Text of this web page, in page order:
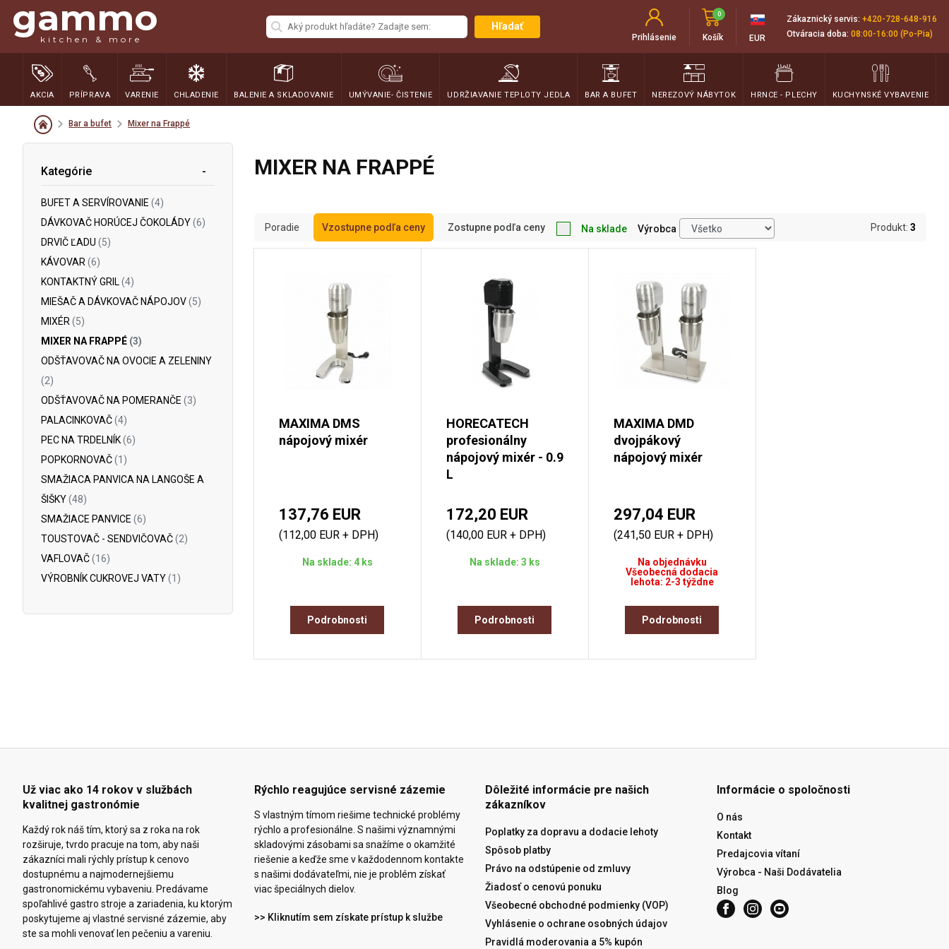
gammo
kitchen & more
Hľadať
Prihlásenie Košík
0
EUR
Zákaznický servis: +420-728-648-916
Otváracia doba: 08:00-16:00 (Po-Pia)
AKCIA PRÍPRAVA VARENIE CHLADENIE BALENIE A SKLADOVANIE UMÝVANIE- ČISTENIE UDRŽIAVANIE TEPLOTY JEDLA BAR A BUFET NEREZOVÝ NÁBYTOK HRNCE - PLECHY KUCHYNSKÉ VYBAVENIE
Bar a bufet Mixer na Frappé
Kategórie
BUFET A SERVÍROVANIE (4)
DÁVKOVAČ HORÚCEJ ČOKOLÁDY(6)
DRVIČ ĽADU (5)
KÁVOVAR (6)
KONTAKTNÝ GRIL (4)
MIEŠAČ A DÁVKOVAČ NÁPOJOV(5)
MIXÉR (5)
MIXER NA FRAPPÉ (3)
ODŠŤAVOVAČ NA OVOCIE A ZELENINY
(2)
ODŠŤAVOVAČ NA POMERANČE (3)
PALACINKOVAČ(4)
PEC NA TRDELNÍK(6)
POPKORNOVAČ(1)
SMAŽIACA PANVICA NA LANGOŠE A
ŠIŠKY(48)
SMAŽIACE PANVICE (6)
TOUSTOVAČ - SENDVIČOVAČ(2)
VAFLOVAČ(16)
VÝROBNÍK CUKROVEJ VATY(1)
MIXER NA FRAPPÉ
Poradie Vzostupne podľa ceny Zostupne podľa ceny Na sklade Výrobca Produkt: 3
MAXIMA DMS
nápojový mixér
137,76 EUR
(112,00 EUR + DPH)
Na sklade: 4 ks
Podrobnosti
HORECATECH
profesionálny
nápojový mixér - 0.9
L
172,20 EUR
(140,00 EUR + DPH)
Na sklade: 3 ks
Podrobnosti
MAXIMA DMD
dvojpákový
nápojový mixér
297,04 EUR
(241,50 EUR + DPH)
Na objednávku
Všeobecná dodacia
lehota: 2-3 týždne
Podrobnosti
Už viac ako 14 rokov v službách
kvalitnej gastronómie
Každý rok náš tím, ktorý sa z roka na rok
rozširuje, tvrdo pracuje na tom, aby naši
zákazníci mali rýchly prístup k cenovo
dostupnému a najmodernejšiemu
gastronomickému vybaveniu. Predávame
spoľahlivé gastro stroje a zariadenia, ku ktorým
poskytujeme aj vlastné servisné zázemie, aby
ste sa mohli venovať len pečeniu a vareniu.
Rýchlo reagujúce servisné zázemie
S vlastným tímom riešime technické problémy
rýchlo a profesionálne. S našimi významnými
skladovými zásobami sa snažíme o okamžité
riešenie a keďže sme v každodennom kontakte
s našimi dodávateľmi, nie je problém získať
viac špeciálnych dielov.
>> Kliknutím sem získate prístup k službe
Dôležité informácie pre našich
zákazníkov
Poplatky za dopravu a dodacie lehoty
Spôsob platby
Právo na odstúpenie od zmluvy
Žiadosť o cenovú ponuku
Všeobecné obchodné podmienky (VOP)
Vyhlásenie o ochrane osobných údajov
Pravidlá moderovania a 5% kupón
Informácie o spoločnosti
O nás
Kontakt
Predajcovia vítaní
Výrobca - Naši Dodávatelia
Blog